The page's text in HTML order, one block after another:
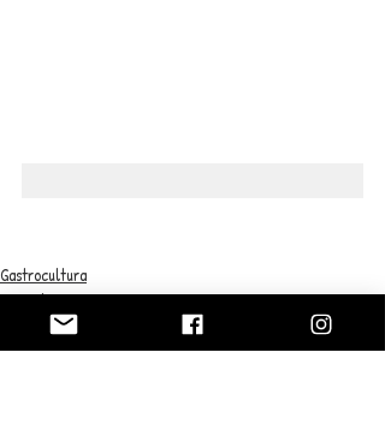
Gastrocultura
Pescados y Mariscos